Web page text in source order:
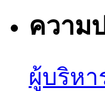
ความ
ผู้บริหา